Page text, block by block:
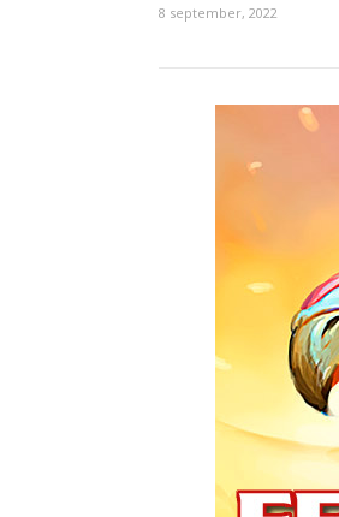
8 september, 2022